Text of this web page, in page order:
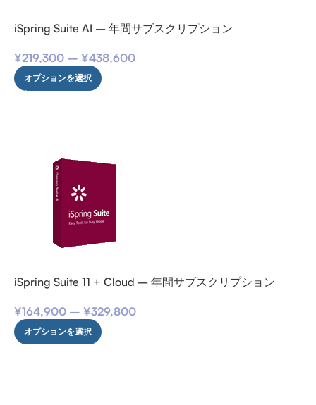
iSpring Suite AI – 年間サブスクリプション
¥219,300 – ¥438,600
オプションを選択
iSpring Suite 11 + Cloud – 年間サブスクリプション
¥164,900 – ¥329,800
オプションを選択